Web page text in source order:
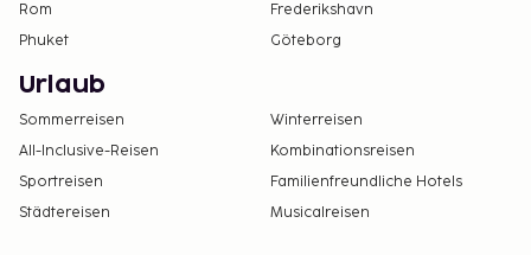
Rom
Frederikshavn
Phuket
Göteborg
Urlaub
Sommerreisen
Winterreisen
All-Inclusive-Reisen
Kombinationsreisen
Sportreisen
Familienfreundliche Hotels
Städtereisen
Musicalreisen